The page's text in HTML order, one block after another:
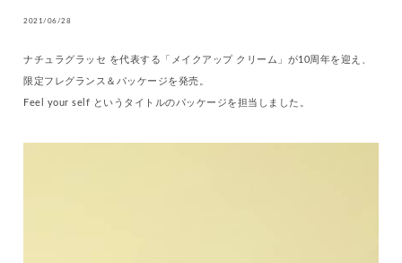
2021/06/28
ナチュラグラッセ を代表する「メイクアップ クリーム」が10周年を迎え、
限定フレグランス＆パッケージを発売。
Feel your self というタイトルのパッケージを担当しました。